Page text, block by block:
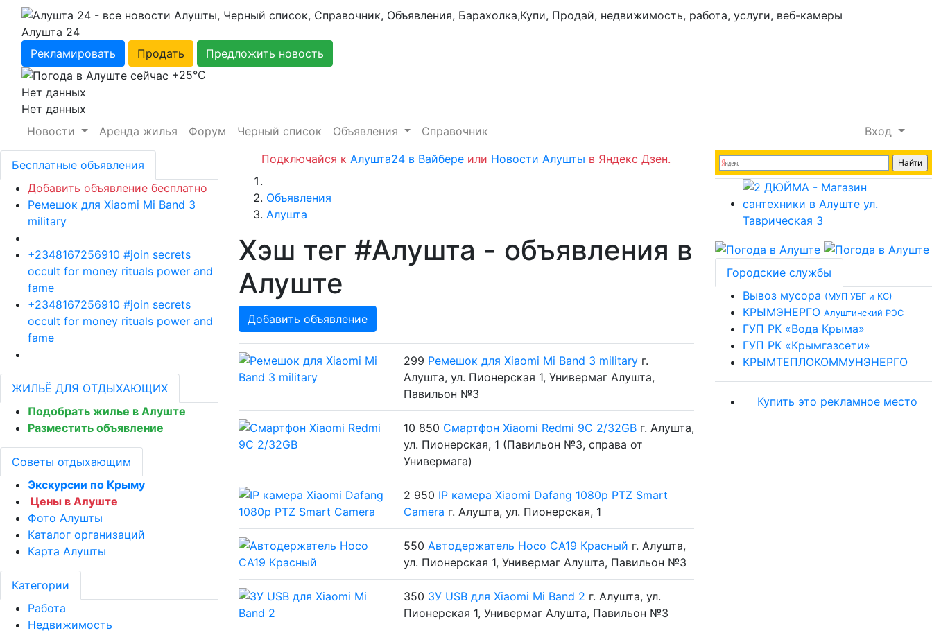
Алушта 24
Рекламировать
Продать
Предложить новость
+25℃
Нет данных
Нет данных
Новости
Аренда жилья Форум Черный список Объявления Справочник
Вход
Подключайся к Алушта24 в Вайбере или Новости Алушты в Яндекс Дзен.
Объявления
Алушта
Хэш тег #Алушта - объявления в
Алуште
Добавить объявление
299 Ремешок для Xiaomi Mi Band 3 military г.
Алушта, ул. Пионерская 1, Универмаг Алушта,
Павильон №3
10 850 Смартфон Xiaomi Redmi 9C 2/32GB г. Алушта,
ул. Пионерская, 1 (Павильон №3, справа от
Универмага)
2 950 IP камера Xiaomi Dafang 1080p PTZ Smart
Camera г. Алушта, ул. Пионерская, 1
550 Автодержатель Hoco CA19 Красный г. Алушта,
ул. Пионерская 1, Универмаг Алушта, Павильон №3
350 ЗУ USB для Xiaomi Mi Band 2 г. Алушта, ул.
Пионерская 1, Универмаг Алушта, Павильон №3
Бесплатные объявления
Добавить объявление бесплатно
Ремешок для Xiaomi Mi Band 3
military
+2348167256910 #join secrets
occult for money rituals power and
fame
+2348167256910 #join secrets
occult for money rituals power and
fame
ЖИЛЬЁ ДЛЯ ОТДЫХАЮЩИХ
Подобрать жилье в Алуште
Разместить объявление
Советы отдыхающим
Экскурсии по Крыму
Цены в Алуште
Фото Алушты
Каталог организаций
Карта Алушты
Категории
Работа
Недвижимость
Городские службы
Вывоз мусора (МУП УБГ и КС)
КРЫМЭНЕРГО Алуштинский РЭС
ГУП РК «Вода Крыма»
ГУП РК «Крымгазсети»
КРЫМТЕПЛОКОММУНЭНЕРГО
Купить это рекламное место